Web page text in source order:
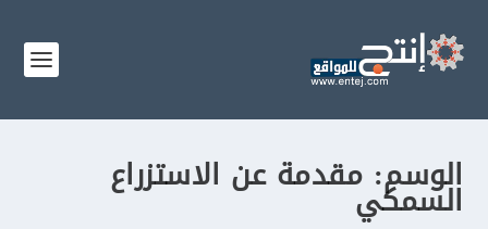
الوسم: مقدمة عن الاستزراعالسمكي